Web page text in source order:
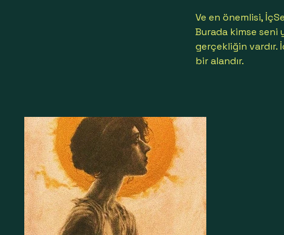
Ve en önemlisi,
Burada kimse seni
gerçekliğin vardır.
bir alandır.